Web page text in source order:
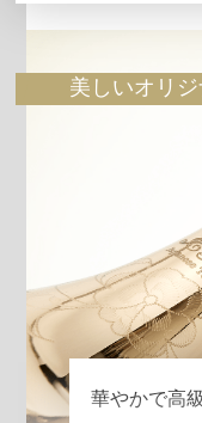
美しいオリジ
華やかで高